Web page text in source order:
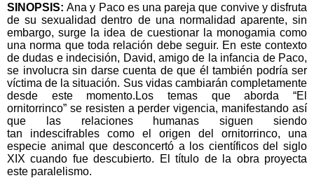
SINOPSIS:Ana y Paco es una pareja que convive y disfruta
de su sexualidad dentro de una normalidad aparente, sin
embargo, surge la idea de cuestionar la monogamia como
una norma que toda relación debe seguir. En este contexto
de dudas e indecisión, David, amigo de la infancia de Paco,
se involucra sin darse cuenta de que él también podría ser
víctima de la situación. Sus vidas cambiarán completamente
desde este momento.Los temas que aborda “El
ornitorrinco” se resisten a perder vigencia, manifestando así
que las relaciones humanas siguen siendo
tan indescifrables como el origen del ornitorrinco, una
especie animal que desconcertó a los científicos del siglo
XIX cuando fue descubierto. El título de la obra proyecta
este paralelismo.